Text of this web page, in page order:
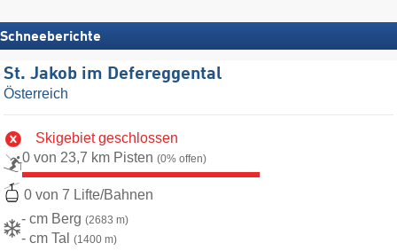
Schneeberichte
St. Jakob im Defereggental
Österreich
Skigebiet geschlossen
0 von 23,7 km Pisten (0% offen)
0 von 7 Lifte/Bahnen
- cm Berg (2683 m)
- cm Tal (1400 m)